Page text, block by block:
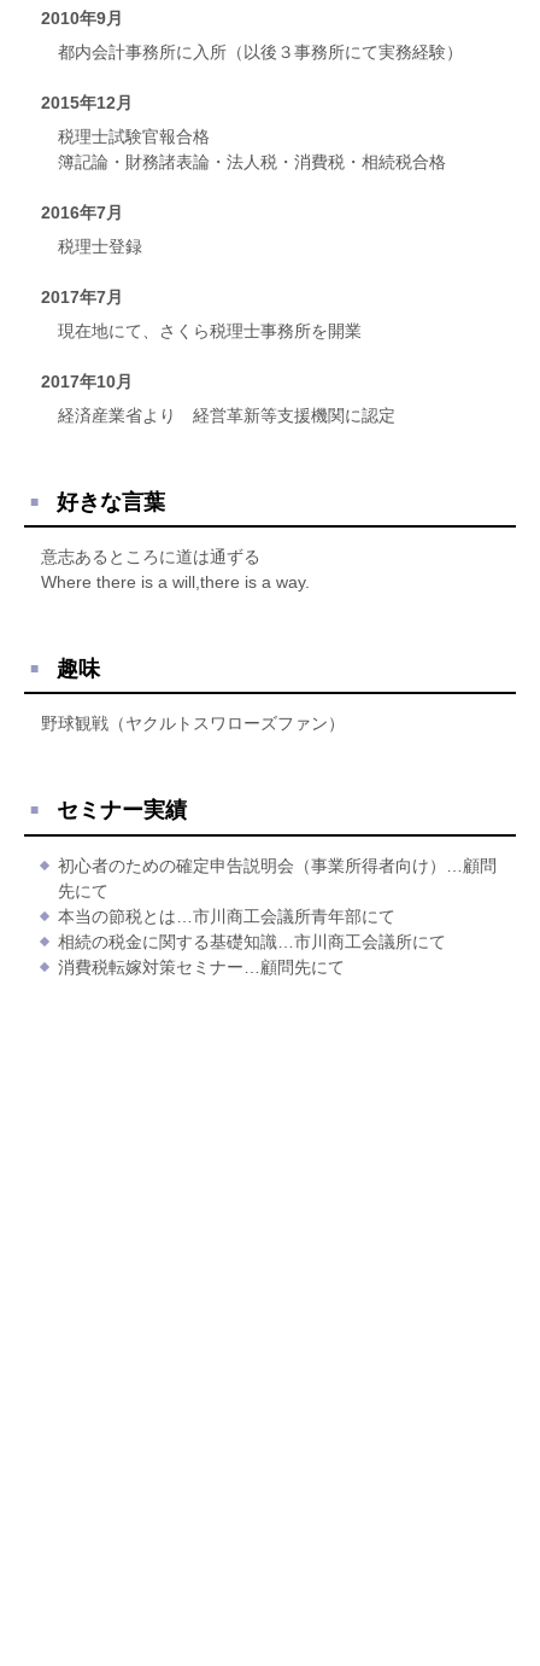
2010年9月
都内会計事務所に入所（以後３事務所にて実務経験）
2015年12月
税理士試験官報合格
簿記論・財務諸表論・法人税・消費税・相続税合格
2016年7月
税理士登録
2017年7月
現在地にて、さくら税理士事務所を開業
2017年10月
経済産業省より 経営革新等支援機関に認定
好きな言葉
意志あるところに道は通ずる
Where there is a will,there is a way.
趣味
野球観戦（ヤクルトスワローズファン）
セミナー実績
初心者のための確定申告説明会（事業所得者向け）…顧問
先にて
本当の節税とは…市川商工会議所青年部にて
相続の税金に関する基礎知識…市川商工会議所にて
消費税転嫁対策セミナー…顧問先にて